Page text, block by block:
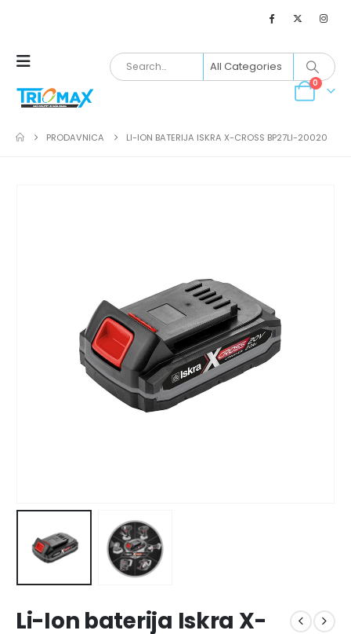
0
PRODAVNICA LI-ION BATERIJA ISKRA X-CROSS BP27LI-20020
Li-Ion baterija Iskra X-